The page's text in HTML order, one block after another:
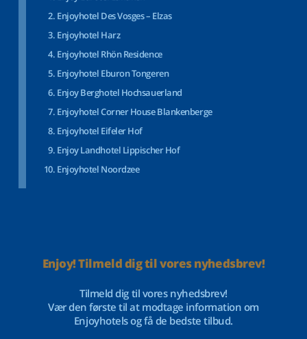
Enjoyhotel Des Vosges – Elzas
Enjoyhotel Harz
Enjoyhotel Rhön Residence
Enjoyhotel Eburon Tongeren
Enjoy Berghotel Hochsauerland
Enjoyhotel Corner House Blankenberge
Enjoyhotel Eifeler Hof
Enjoy Landhotel Lippischer Hof
Enjoyhotel Noordzee
Enjoy! Tilmeld dig til vores nyhedsbrev!
Tilmeld dig til vores nyhedsbrev!
Vær den første til at modtage information om
Enjoyhotels og få de bedste tilbud.